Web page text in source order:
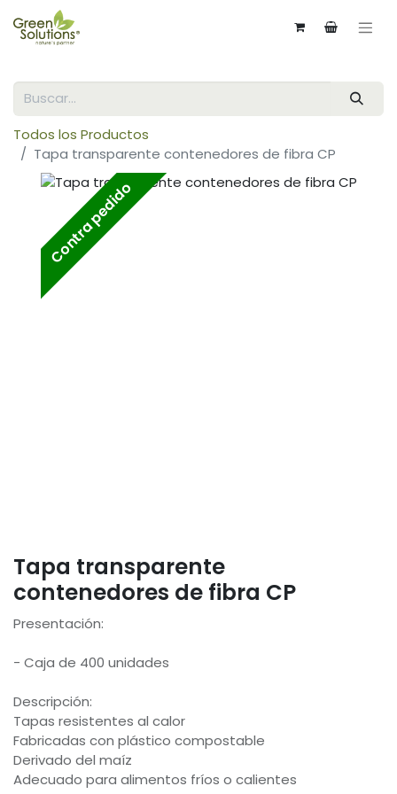
Todos los Productos
Tapa transparente contenedores de fibra CP
Contra pedido
Tapa transparente
contenedores de fibra CP
Presentación:
- Caja de 400 unidades
Descripción:
Tapas resistentes al calor
Fabricadas con plástico compostable
Derivado del maíz
Adecuado para alimentos fríos o calientes